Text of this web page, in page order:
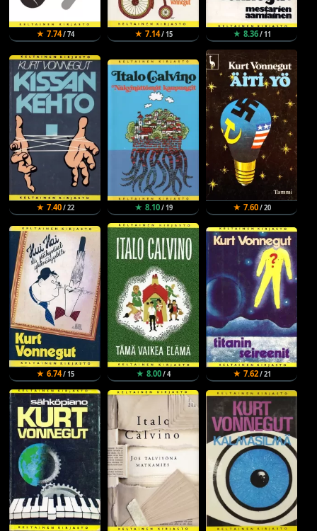
★ 7.74/ 74 ★ 7.14/ 15 ★ 8.36/ 11
★ 7.40/ 22 ★ 8.10/ 19 ★ 7.60/ 20
★ 6.74/ 15 ★ 8.00/ 4 ★ 7.62/ 21